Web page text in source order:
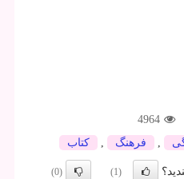
4964
فرهنگ كتاب
(1)
(0)